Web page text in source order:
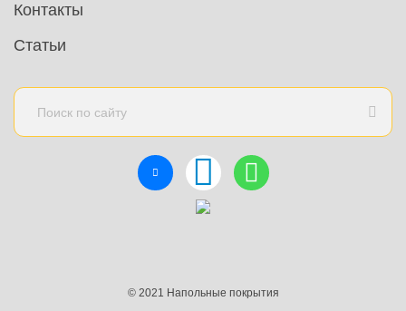
Контакты
Статьи
© 2021 Напольные покрытия